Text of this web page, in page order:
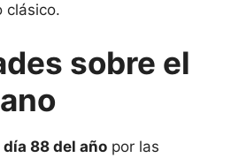
clásico.
sobre el
día 88 del año por las